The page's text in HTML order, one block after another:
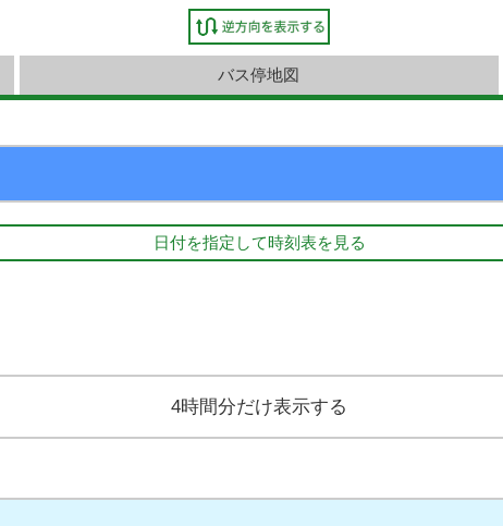
バス停地図
日付を指定して時刻表を見る
4時間分だけ表示する